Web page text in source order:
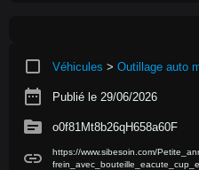
crop_square Véhicules > Outillage auto
date_range Publié le 29/06/2026
source o0f81Mt8b26qH658a60F
link
https://www.sibesoin.com/